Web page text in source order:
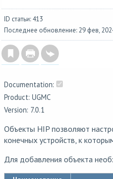
ID статьи: 413
Последнее обновление: 29 фев,
Documentation:
Product: UGMC
Version: 7.0.1
Объекты HIP позволяют
конечных устройств, к
Для добавления объекта